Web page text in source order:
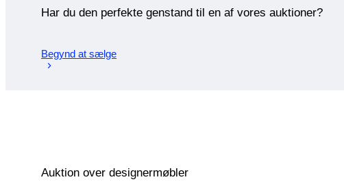
Har du den perfekte genstand til en af vores auktioner?
Begynd at sælge
Auktion over designermøbler